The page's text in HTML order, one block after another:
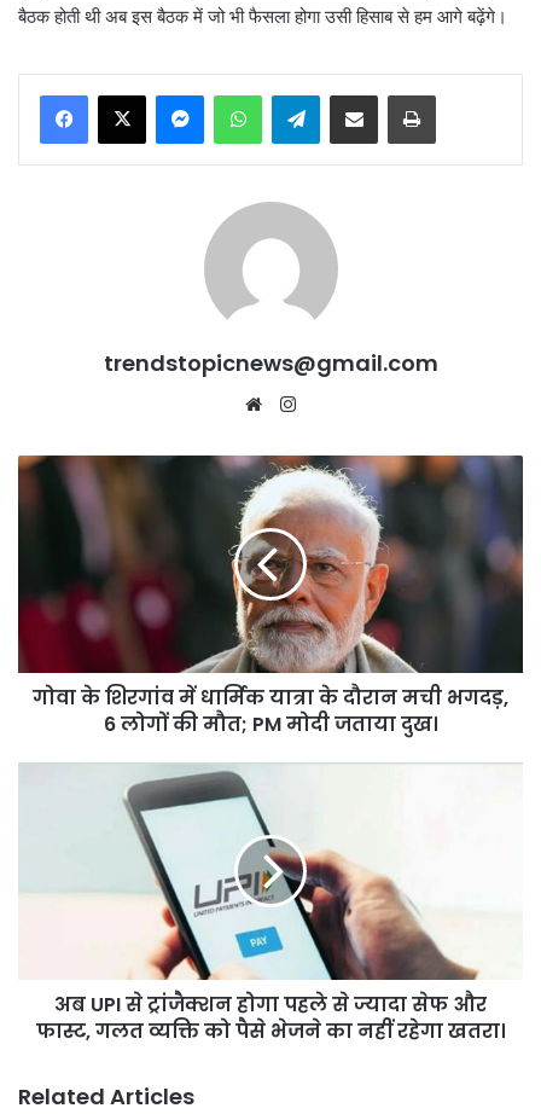
बैठक होती थी अब इस बैठक में जो भी फैसला होगा उसी हिसाब से हम आगे बढ़ेंगे।
MessengerWhatsAppTelegramShare via Email Print
trendstopicnews@gmail.com
Website
गोवा
यात्रा
मची
भगदड़,
दुख।
गोवा के शिरगांव में धार्मिक यात्रा के दौरान मची भगदड़,
6 लोगों की मौत; PM मोदी जताया दुख।
फास्ट,
को
अब UPI से ट्रांजैक्शन होगा पहले से ज्यादा सेफ और
फास्ट, गलत व्यक्ति को पैसे भेजने का नहीं रहेगा खतरा।
Related Articles